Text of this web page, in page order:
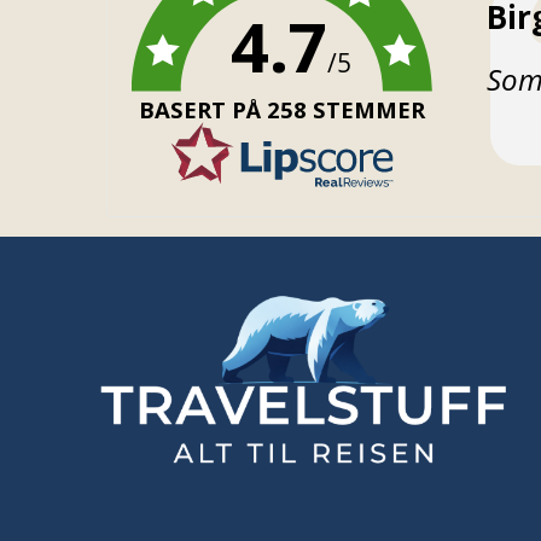
4.7/5
BASERT PÅ 258 STEMMER